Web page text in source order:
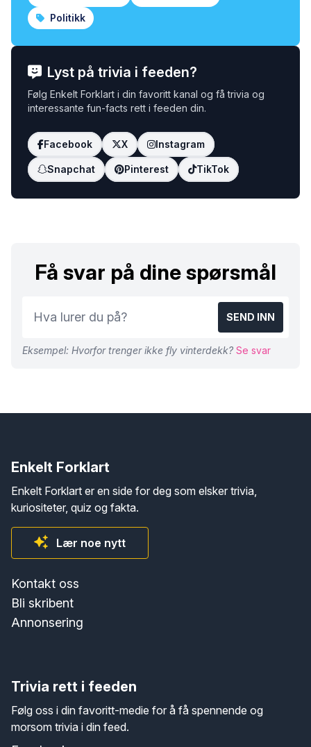
Politikk
Lyst på trivia i feeden?
Følg Enkelt Forklart i din favoritt kanal og få trivia og
interessante fun-facts rett i feeden din.
Facebook X Instagram
Snapchat Pinterest TikTok
Få svar på dine spørsmål
SEND INN
Eksempel: Hvorfor trenger ikke fly vinterdekk? Se svar
Enkelt Forklart
Enkelt Forklart er en side for deg som elsker trivia,
kuriositeter, quiz og fakta.
Lær noe nytt
Kontakt oss
Bli skribent
Annonsering
Trivia rett i feeden
Følg oss i din favoritt-medie for å få spennende og
morsom trivia i din feed.